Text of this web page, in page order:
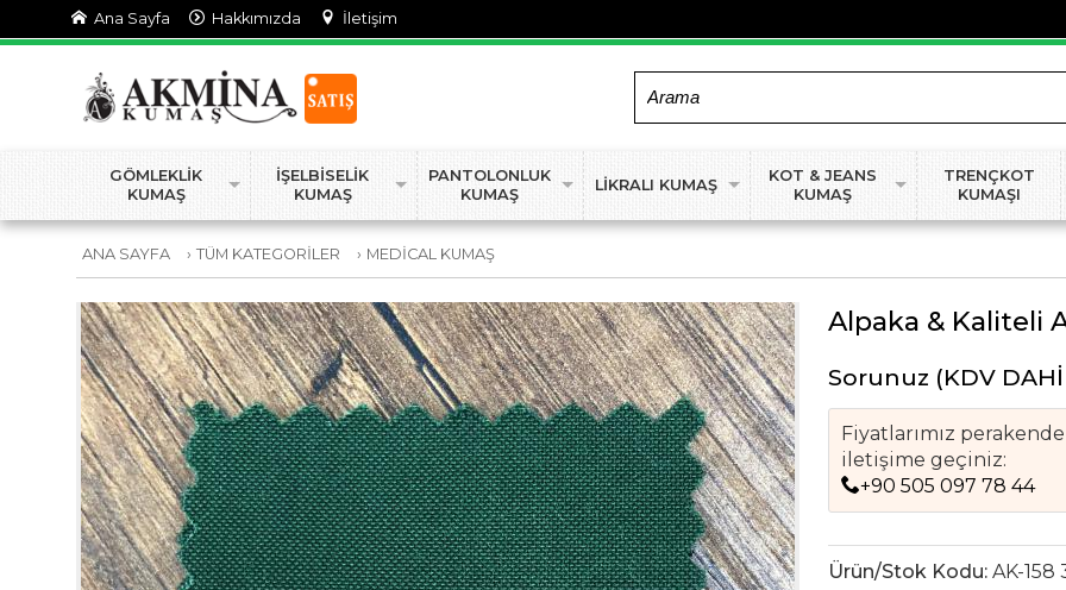
Ana Sayfa Hakkımızda İletişim
GÖMLEKLİK
KUMAŞ
İŞELBİSELİK
KUMAŞ
PANTOLONLUK
KUMAŞ
LİKRALI KUMAŞ
KOT & JEANS
KUMAŞ
TRENÇKOT
KUMAŞI
ANA SAYFA › TÜM KATEGORİLER › MEDİCAL KUMAŞ
Alpaka & Kaliteli
Sorunuz (KDV
Fiyatlarımız
iletişime geçiniz:
+90 505 097 78 44
Ürün/Stok Kodu:AK-158